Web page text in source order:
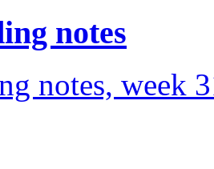
notes
notes, week